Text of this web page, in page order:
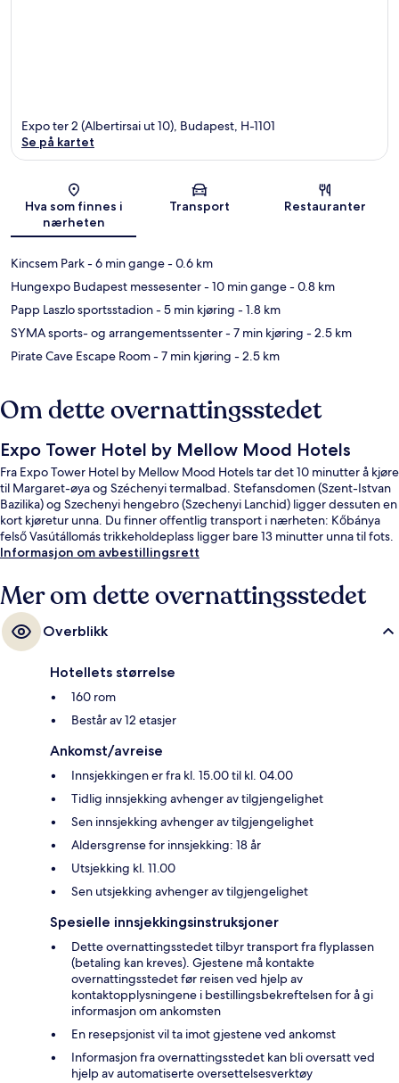
Kart
Expo ter 2 (Albertirsai ut 10), Budapest, H-1101
Se på kartet
Hva som finnes i
nærheten
Transport Restauranter
Kincsem Park- 6 min gange- 0.6 km
Hungexpo Budapest messesenter- 10 min gange- 0.8 km
Papp Laszlo sportsstadion- 5 min kjøring - 1.8 km
SYMA sports- og arrangementssenter- 7 min kjøring - 2.5 km
Pirate Cave Escape Room- 7 min kjøring - 2.5 km
Om dette overnattingsstedet
Expo Tower Hotel by Mellow Mood Hotels
Fra Expo Tower Hotel by Mellow Mood Hotels tar det 10 minutter å kjøre
til Margaret-øya og Széchenyi termalbad. Stefansdomen (Szent-Istvan
Bazilika) og Szechenyi hengebro (Szechenyi Lanchid) ligger dessuten en
kort kjøretur unna. Du finner offentlig transport i nærheten: Kőbánya
felső Vasútállomás trikkeholdeplass ligger bare 13 minutter unna til fots.
Informasjon om avbestillingsrett
Mer om dette overnattingsstedet
Overblikk
Hotellets størrelse
160 rom
Består av 12 etasjer
Ankomst/avreise
Innsjekkingen er fra kl. 15.00 til kl. 04.00
Tidlig innsjekking avhenger av tilgjengelighet
Sen innsjekking avhenger av tilgjengelighet
Aldersgrense for innsjekking: 18 år
Utsjekking kl. 11.00
Sen utsjekking avhenger av tilgjengelighet
Spesielle innsjekkingsinstruksjoner
Dette overnattingsstedet tilbyr transport fra flyplassen
(betaling kan kreves). Gjestene må kontakte
overnattingsstedet før reisen ved hjelp av
kontaktopplysningene i bestillingsbekreftelsen for å gi
informasjon om ankomsten
En resepsjonist vil ta imot gjestene ved ankomst
Informasjon fra overnattingsstedet kan bli oversatt ved
hjelp av automatiserte oversettelsesverktøy